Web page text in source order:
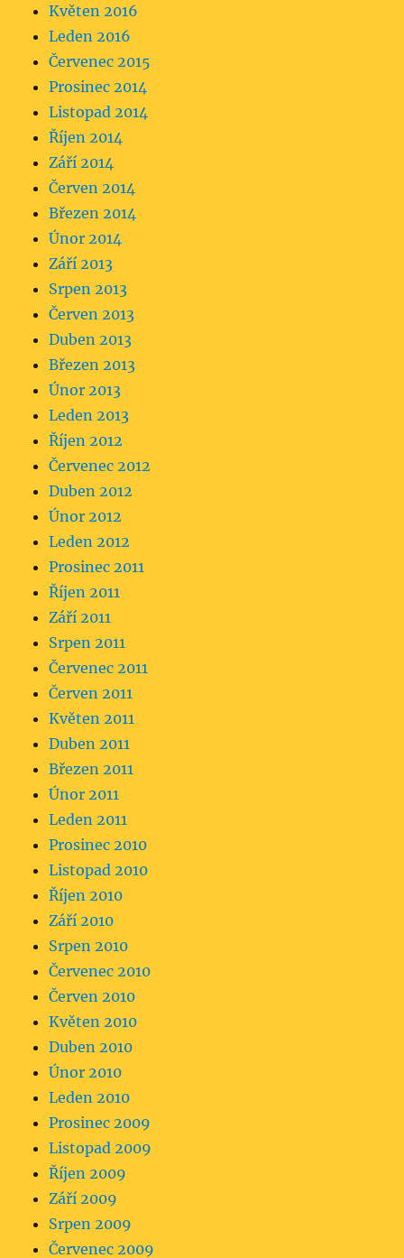
Květen 2016
Leden 2016
Červenec 2015
Prosinec 2014
Listopad 2014
Říjen 2014
Září 2014
Červen 2014
Březen 2014
Únor 2014
Září 2013
Srpen 2013
Červen 2013
Duben 2013
Březen 2013
Únor 2013
Leden 2013
Říjen 2012
Červenec 2012
Duben 2012
Únor 2012
Leden 2012
Prosinec 2011
Říjen 2011
Září 2011
Srpen 2011
Červenec 2011
Červen 2011
Květen 2011
Duben 2011
Březen 2011
Únor 2011
Leden 2011
Prosinec 2010
Listopad 2010
Říjen 2010
Září 2010
Srpen 2010
Červenec 2010
Červen 2010
Květen 2010
Duben 2010
Únor 2010
Leden 2010
Prosinec 2009
Listopad 2009
Říjen 2009
Září 2009
Srpen 2009
Červenec 2009